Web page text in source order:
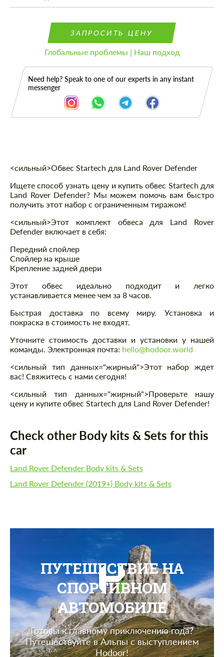
ЗАПРОСИТЬ ЦЕНУ
Глобальные проблемы | Наш подход
Need help? Speak to one of our experts in any instant
messenger
Описание
<сильный>Обвес Startech для Land Rover Defender
Ищете способ узнать цену и купить обвес Startech для
Land Rover Defender? Мы можем помочь вам быстро
получить этот набор с ограниченным тиражом!
<сильный>Этот комплект обвеса для Land Rover
Defender включает в себя:
Передний спойлер
Спойлер на крыше
Крепление задней двери
Этот обвес идеально подходит и легко
устанавливается менее чем за 8 часов.
Быстрая доставка по всему миру. Установка и
покраска в стоимость не входят.
Уточните стоимость доставки и установки у нашей
команды. Электронная почта: hello@hodoor.world
<сильный тип данных="жирный">Этот набор ждет
вас! Свяжитесь с нами сегодня!
<сильный тип данных="жирный">Проверьте нашу
цену и купите обвес Startech для Land Rover Defender!
Check other Body kits & Sets for this
car
Land Rover Defender Body kits & Sets
Land Rover Defender (2019+) Body kits & Sets
ПУТЕШЕСТВИЕ НА
СПОРТИВНОМ
АВТОМОБИЛЕ
Готовы к главному приключению года?
Путешествуйте в Альпы с выступлением
Hodoor!